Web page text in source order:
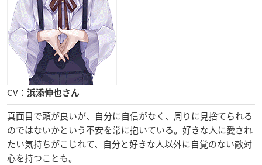
CV： 浜添伸也さん
真面目で頭が良いが、自分に自信がなく、周りに見捨てられる
のではないかという不安を常に抱いている。好きな人に愛され
たい気持ちがこじれて、自分と好きな人以外に自覚のない敵対
心を持つことも。